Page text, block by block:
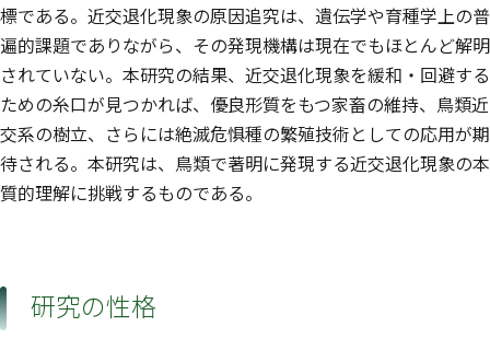
標である。近交退化現象の原因追究は、遺伝学や育種学上の普
遍的課題でありながら、その発現機構は現在でもほとんど解明
されていない。本研究の結果、近交退化現象を緩和・回避する
ための糸口が見つかれば、優良形質をもつ家畜の維持、鳥類近
交系の樹立、さらには絶滅危惧種の繁殖技術としての応用が期
待される。本研究は、鳥類で著明に発現する近交退化現象の本
質的理解に挑戦するものである。
研究の性格